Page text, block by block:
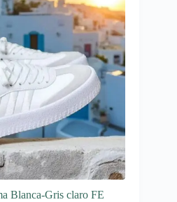
se
pueden
elegir
en
la
página
de
producto
Blanca-Gris claro FE